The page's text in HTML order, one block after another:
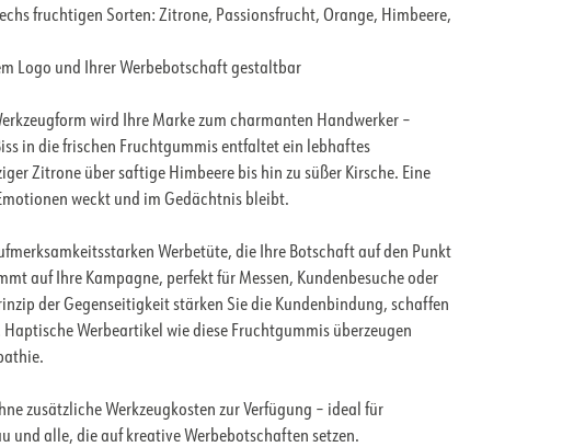
fruchtigen Sorten: Zitrone, Passionsfrucht, Orange, Himbeere,
Logo und Ihrer Werbebotschaft gestaltbar
wird Ihre Marke zum charmanten Handwerker –
in die frischen Fruchtgummis entfaltet ein lebhaftes
Zitrone über saftige Himbeere bis hin zu süßer Kirsche. Eine
weckt und im Gedächtnis bleibt.
Werbetüte, die Ihre Botschaft auf den Punkt
auf Ihre Kampagne, perfekt für Messen, Kundenbesuche oder
der Gegenseitigkeit stärken Sie die Kundenbindung, schaffen
Werbeartikel wie diese Fruchtgummis überzeugen
zusätzliche Werkzeugkosten zur Verfügung – ideal für
und alle, die auf kreative Werbebotschaften setzen.